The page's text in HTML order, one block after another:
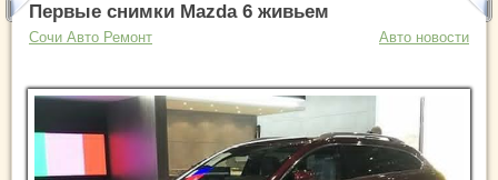
Первые снимки Mazda 6 живьем
Сочи Авто Ремонт Авто новости